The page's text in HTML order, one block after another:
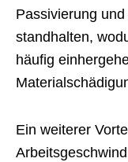
Passivierung
standhalten,
häufig
Ein weiterer